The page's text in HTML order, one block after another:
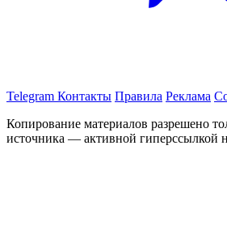
Telegram Контакты Правила Реклама
Копирование материалов разрешено
источника — активной гиперссылкой